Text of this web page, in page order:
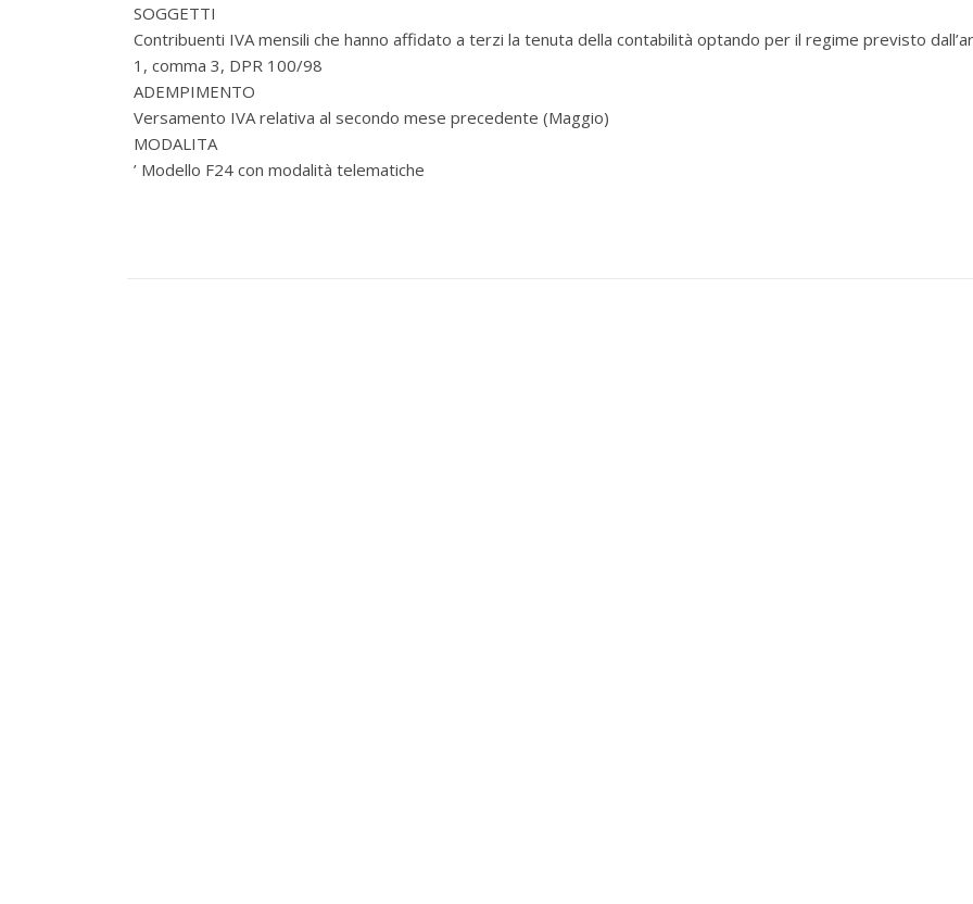
SOGGETTI
Contribuenti IVA mensili che hanno affidato a terzi la tenuta della contabilità optando per il regime previsto
1, comma 3, DPR 100/98
ADEMPIMENTO
Versamento IVA relativa al secondo mese precedente (Maggio)
MODALITA
’ Modello F24 con modalità telematiche